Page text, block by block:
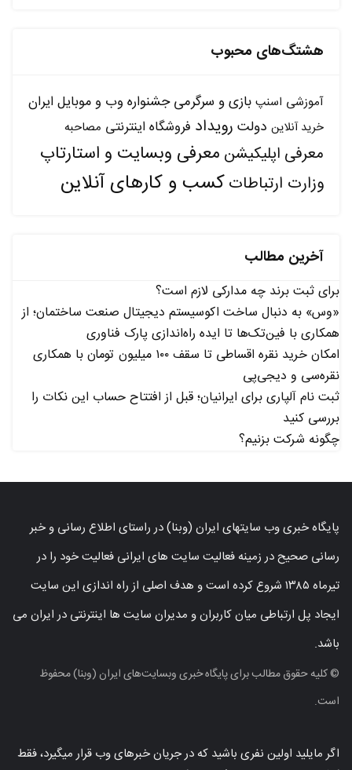
هشتگ‌های محبوب
آموزشی اسنپ بازی و سرگرمی جشنواره وب و موبایل ایران
خرید آنلاین دولت رویداد فروشگاه اینترنتی مصاحبه
معرفی اپلیکیشن معرفی وبسایت و استارتاپ
وزارت ارتباطاتکسب و کارهای آنلاین
آخرین مطالب
برای ثبت برند چه مدارکی لازم است؟
«وس» به دنبال ساخت اکوسیستم دیجیتال صنعت ساختمان؛ از
همکاری با فین‌تک‌ها تا ایده راه‌اندازی پارک فناوری
امکان خرید نقره اقساطی تا سقف ۱۰۰ میلیون تومان با همکاری
نقره‌سی و دیجی‌پی
ثبت نام آلپاری برای ایرانیان؛ قبل از افتتاح حساب این نکات را
بررسی کنید
چگونه شرکت بزنیم؟
پایگاه خبری وب سایتهای ایران (وبنا) در راستای اطلاع رسانی و خبر
رسانی صحیح در زمینه فعالیت سایت های ایرانی فعالیت خود را در
تیرماه ۱۳۸۵ شروع کرده است و هدف اصلی از راه اندازی این سایت
ایجاد پل ارتباطی میان کاربران و مدیران سایت ها اینترنتی در ایران می
باشد.
© کلیه حقوق مطالب برای پایگاه خبری وبسایت‌های ایران (وبنا) محفوظ
است.
اگر مایلید اولین نفری باشید که در جریان خبرهای وب قرار میگیرد، فقط